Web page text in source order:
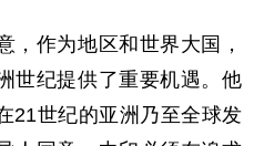
作为地区和世界大国，
世纪提供了重要机遇。他
21世纪的亚洲乃至全球发